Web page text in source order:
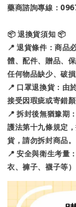
藥商諮詢專線：
📦 退換貨須知 📦
📍 退貨條件：商品
體、配件、贈品、
任何物品缺少、破
📍 口罩退換貨：由
接受因瑕疵或寄錯
📍 拆封後無猶豫期
護法第十九條規定
貨，請勿拆封商品。
📍 安全與衛生考量
衣、褲子、襪子等